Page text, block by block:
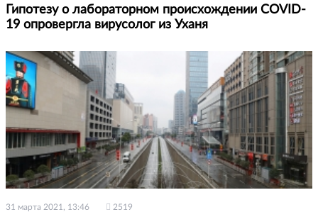
Гипотезу о лабораторном происхождении COVID-
19 опровергла вирусолог из Уханя
31 марта 2021, 13:46 2519